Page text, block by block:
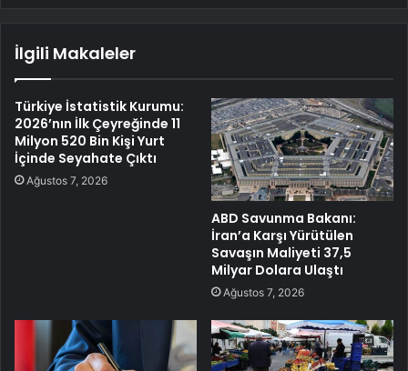
İlgili Makaleler
Türkiye İstatistik Kurumu:
2026’nın İlk Çeyreğinde 11
Milyon 520 Bin Kişi Yurt
İçinde Seyahate Çıktı
Ağustos 7, 2026
ABD Savunma Bakanı:
İran’a Karşı Yürütülen
Savaşın Maliyeti 37,5
Milyar Dolara Ulaştı
Ağustos 7, 2026